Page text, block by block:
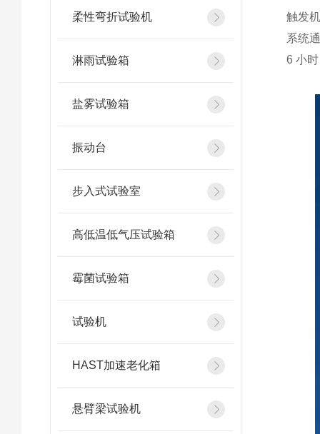
柔性弯折试验机
淋雨试验箱
盐雾试验箱
振动台
步入式试验室
高低温低气压试验箱
霉菌试验箱
试验机
HAST加速老化箱
悬臂梁试验机
触发
系统
6 小